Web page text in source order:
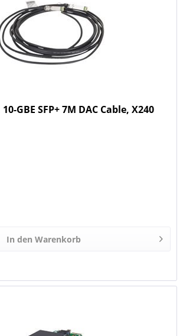
GBE SFP+ 7M DAC Cable, X240
In den Warenkorb